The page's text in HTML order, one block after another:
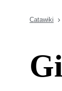
Catawiki